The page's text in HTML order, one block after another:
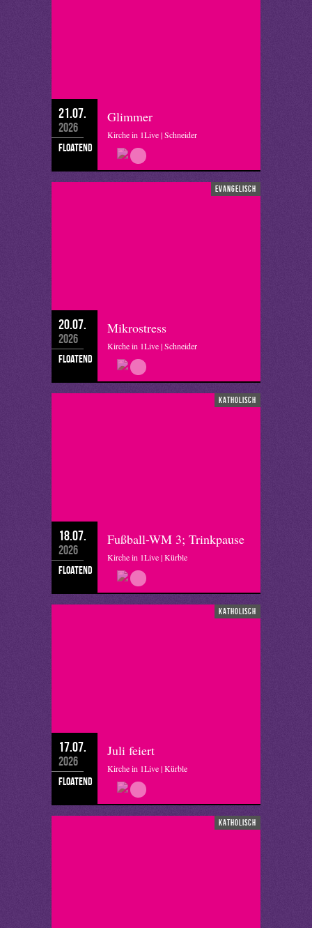
21.07.
2026
floatend
Glimmer
Kirche in 1Live | Schneider
evangelisch
20.07.
2026
floatend
Mikrostress
Kirche in 1Live | Schneider
katholisch
18.07.
2026
floatend
Fußball-WM 3; Trinkpause
Kirche in 1Live | Kürble
katholisch
17.07.
2026
floatend
Juli feiert
Kirche in 1Live | Kürble
katholisch